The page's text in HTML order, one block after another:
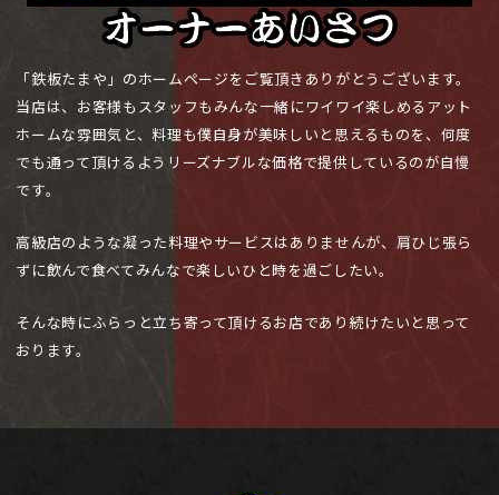
「鉄板たまや」のホームページをご覧頂きありがとうございます。
当店は、お客様もスタッフもみんな一緒にワイワイ楽しめるアット
ホームな雰囲気と、料理も僕自身が美味しいと思えるものを、何度
でも通って頂けるようリーズナブルな価格で提供しているのが自慢
です。
高級店のような凝った料理やサービスはありませんが、肩ひじ張ら
ずに飲んで食べてみんなで楽しいひと時を過ごしたい。
そんな時にふらっと立ち寄って頂けるお店であり続けたいと思って
おります。